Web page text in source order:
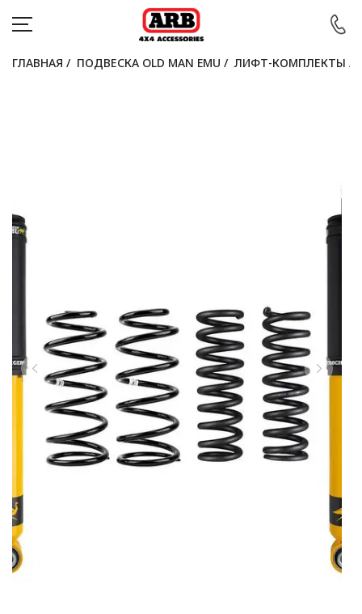
БЛОГ
КОНТАКТЫ
Войти
Выбор языка
Выбор валюты
ГЛАВНАЯ / ПОДВЕСКА OLD MAN EMU / ЛИФТ-КОМПЛЕКТЫ /